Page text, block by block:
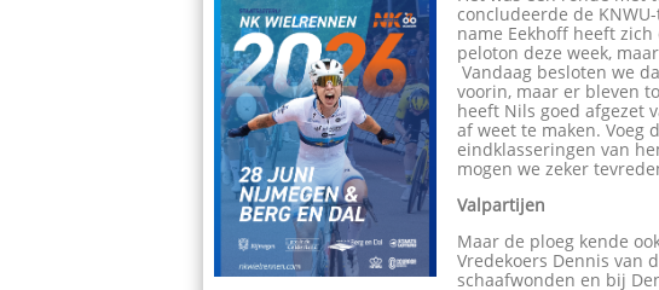
concludeerde de
name Eekhoff heeft
peloton deze week,
Vandaag besloten we
voorin, maar er bleven
heeft Nils goed afgezet
af weet te maken. Voeg
eindklasseringen van
mogen we zeker
Valpartijen
Maar de ploeg kende
Vredekoers Dennis van
schaafwonden en bij